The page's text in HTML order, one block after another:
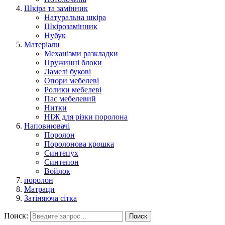
Шкіра та замінник
Натуральна шкіра
Шкірозамінник
Нубук
Матеріали
Механізми разкладки
Пружинні блоки
Ламелі букові
Опори мебелеві
Ролики мебелеві
Пас мебелевий
Нитки
НІЖ для різки поролона
Наповнювачі
Поролон
Поролонова крошка
Синтепух
Синтепон
Войлок
поролон
Матраци
Затіняюча сітка
Поиск: Поиск